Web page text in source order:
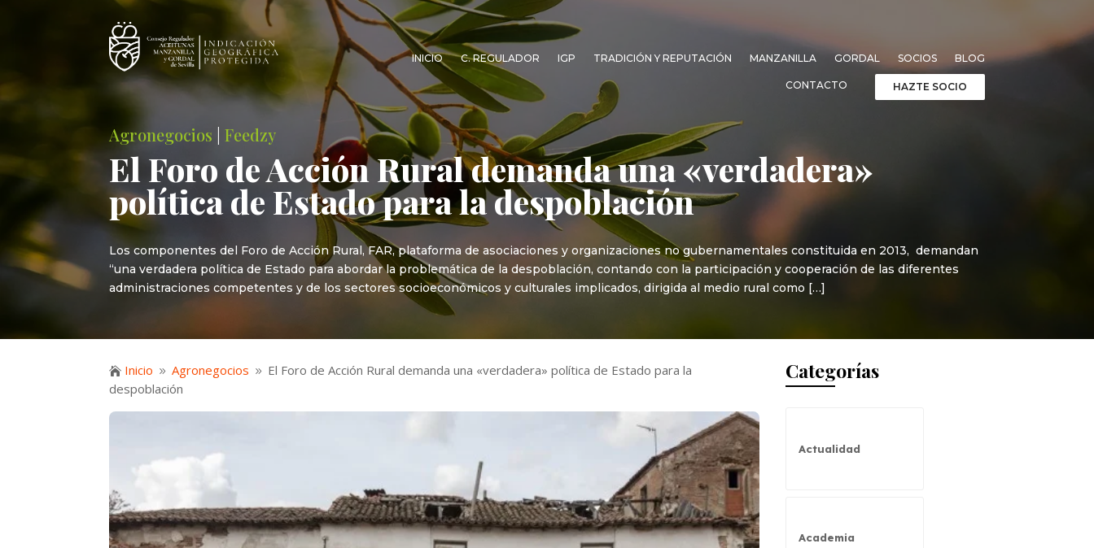
INICIO C. REGULADOR IGP TRADICIÓN Y REPUTACIÓN MANZANILLA GORDAL SOCIOS BLOG
CONTACTO HAZTE SOCIO
Agronegocios |Feedzy
El Foro de Acción Rural demanda una «verdadera»
política de Estado para la despoblación
Los componentes del Foro de Acción Rural, FAR, plataforma de asociaciones y organizaciones no gubernamentales constituida en 2013, demandan
“una verdadera política de Estado para abordar la problemática de la despoblación, contando con la participación y cooperación de las diferentes
administraciones competentes y de los sectores socioeconómicos y culturales implicados, dirigida al medio rural como […]
 Inicio 9 Agronegocios 9 El Foro de Acción Rural demanda una «verdadera» política de Estado para la
despoblación
Categorías
Actualidad
Academia